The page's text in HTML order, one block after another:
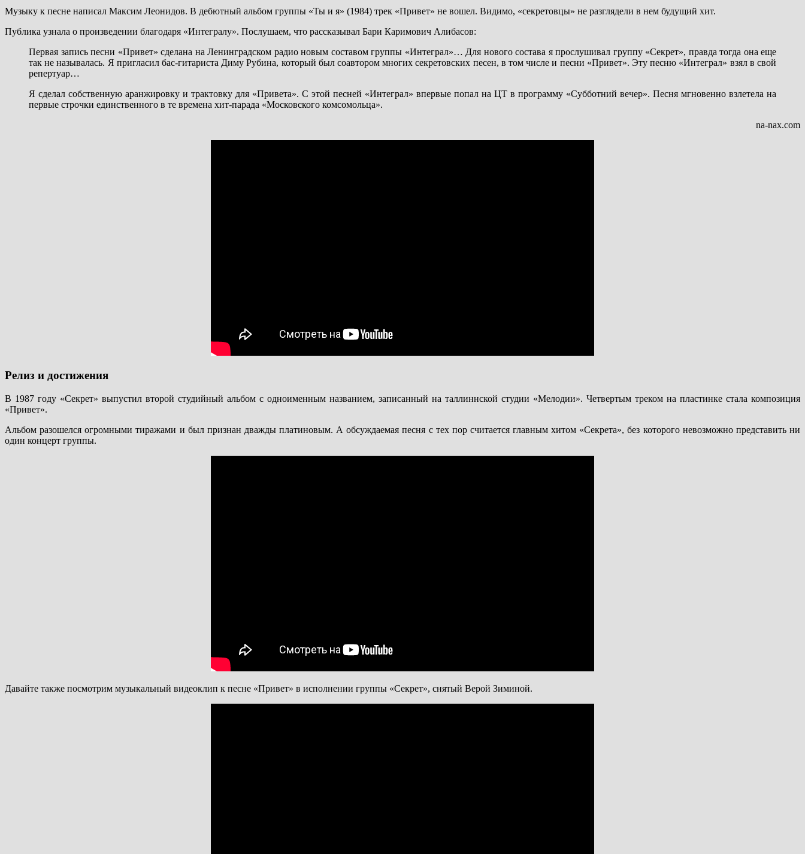
Музыку к песне написал Максим Леонидов. В дебютный альбом группы «Ты и я» (1984) трек «Привет» не вошел. Видимо, «секретовцы» не разглядели в нем будущий хит.
Публика узнала о произведении благодаря «Интегралу». Послушаем, что рассказывал Бари Каримович Алибасов:
Первая запись песни «Привет» сделана на Ленинградском радио новым составом группы «Интеграл»… Для нового состава я прослушивал группу «Секрет», правда тогда она еще
так не называлась. Я пригласил бас-гитариста Диму Рубина, который был соавтором многих секретовских песен, в том числе и песни «Привет». Эту песню «Интеграл» взял в свой
репертуар…
Я сделал собственную аранжировку и трактовку для «Привета». С этой песней «Интеграл» впервые попал на ЦТ в программу «Субботний вечер». Песня мгновенно взлетела на
первые строчки единственного в те времена хит-парада «Московского комсомольца».
na-nax.com
Релиз и достижения
В 1987 году «Секрет» выпустил второй студийный альбом с одноименным названием, записанный на таллиннской студии «Мелодии». Четвертым треком на пластинке стала композиция
«Привет».
Альбом разошелся огромными тиражами и был признан дважды платиновым. А обсуждаемая песня с тех пор считается главным хитом «Секрета», без которого невозможно представить ни
один концерт группы.
Давайте также посмотрим музыкальный видеоклип к песне «Привет» в исполнении группы «Секрет», снятый Верой Зиминой.